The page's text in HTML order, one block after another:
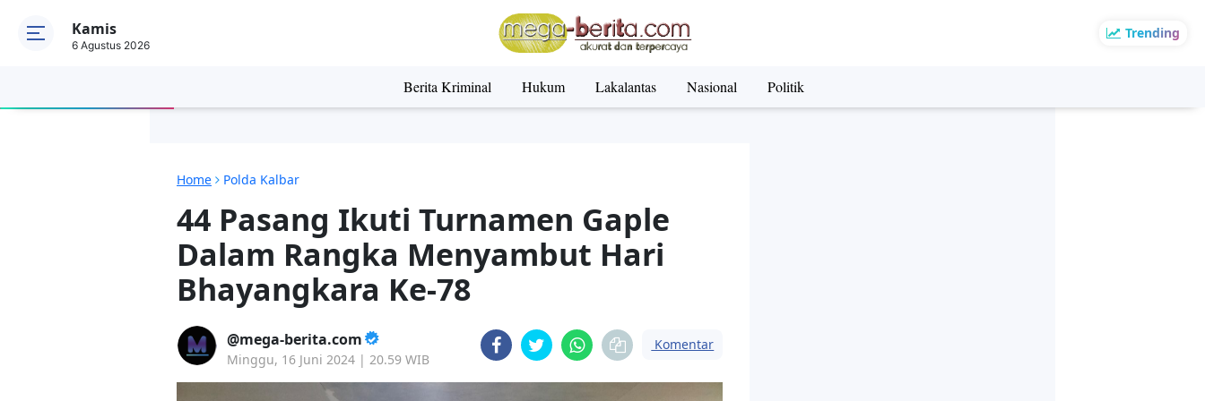
Trending
Kamis
6 Agustus 2026
Berita Kriminal Hukum Lakalantas Nasional Politik
Home Polda Kalbar
44 Pasang Ikuti Turnamen Gaple
Dalam Rangka Menyambut Hari
Bhayangkara Ke-78
mega-berita.com
Minggu, 16 Juni 2024 | 20.59 WIB
Komentar